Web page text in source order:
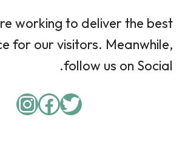
working to deliver the best
for our visitors. Meanwhile,
follow us on Social.
Twitter